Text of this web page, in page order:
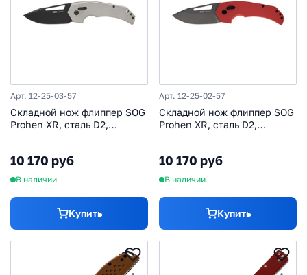
Арт. 12-25-03-57
Складной нож флиппер SOG
Prohen XR, сталь D2,
10 170 руб
В наличии
Купить
Арт. 12-25-02-57
Складной нож флиппер SOG
Prohen XR, сталь D2,
10 170 руб
В наличии
Купить